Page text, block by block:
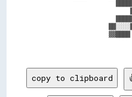
copy to clipboard